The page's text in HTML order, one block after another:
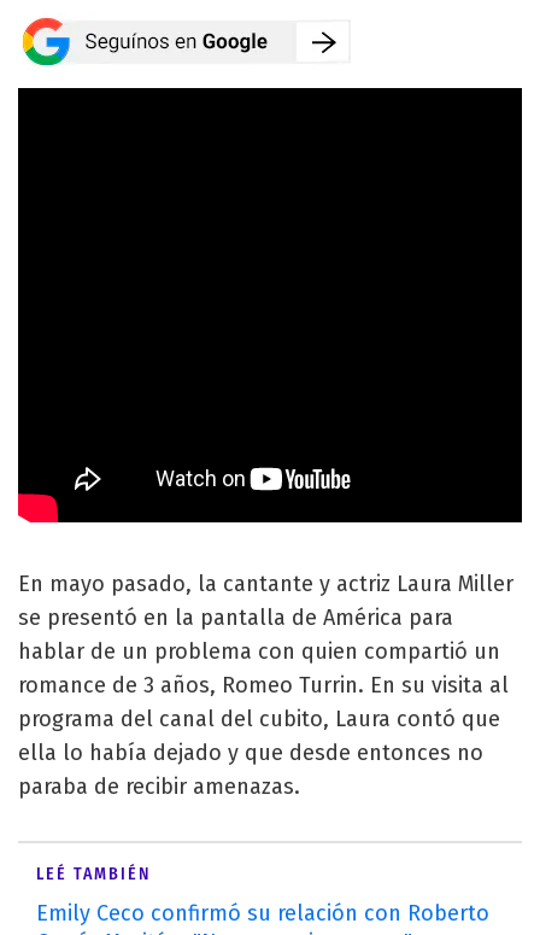
En mayo pasado, la cantante y actriz Laura Miller
se presentó en la pantalla de América para
hablar de un problema con quien compartió un
romance de 3 años, Romeo Turrin. En su visita al
programa del canal del cubito, Laura contó que
ella lo había dejado y que desde entonces no
paraba de recibir amenazas.
LEÉ TAMBIÉN
Emily Ceco confirmó su relación con Roberto